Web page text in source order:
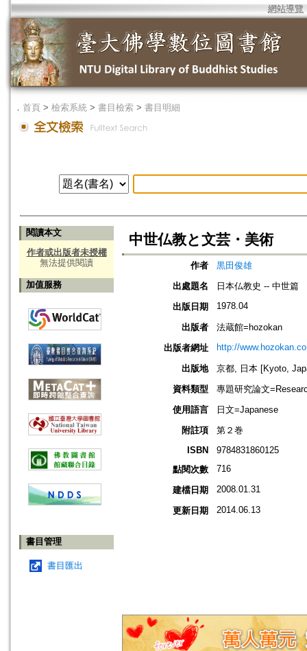
網站導覽
． 首頁 > 檢索系統 > 書目檢索 > 書目明細
閱讀本文
作者或出版者未授權
無法提供閱讀
加值服務
書目管理
書目匯出
中世仏教と文芸・美術
作者
黒田俊雄
出處題名
日本仏教史 -- 中世篇
出版日期
1978.04
出版者
法蔵館=hozokan
出版者網址
http://
出版地
京都, 日本 [Kyoto,
資料類型
專題研究論文
使用語言
日文=Japanese
附註項
第２巻
ISBN
9784831860125
點閱次數
716
建檔日期 2008.01.31
更新日期 2014.06.13